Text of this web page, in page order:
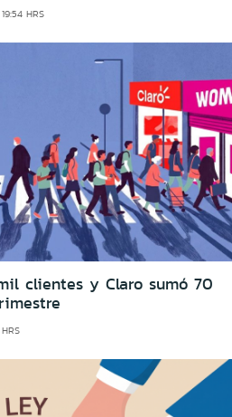
HRS
clientes y Claro sumó 70